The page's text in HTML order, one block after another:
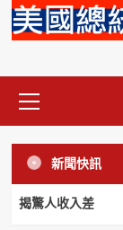
Menu
新聞快訊
人收入差
投書/新聞稿
酒店紅牌
3